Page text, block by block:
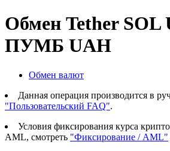
Обмен Tether SOL
ПУМБ UAH
Обмен валют
Данная операция производится в
"Пользовательский FAQ".
Условия фиксирования курса
AML, смотреть "Фиксирование / AML"